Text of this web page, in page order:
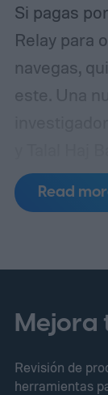
Si pagas
Relay para
navegas,
este. Una
por 404
oculta tu
Read
Mejora
Revisión de
herramientas